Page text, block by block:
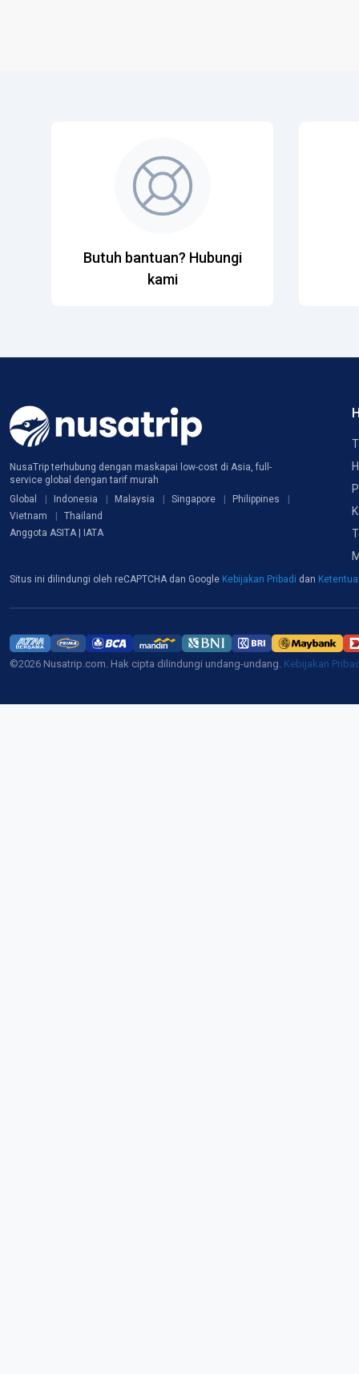
Butuh bantuan? Hubungi
kami
NusaTrip terhubung dengan maskapai low-cost di Asia, full-
service global dengan tarif murah
Global
Indonesia Malaysia Singapore
Philippines
Vietnam
Thailand
Anggota ASITA | IATA
Situs ini dilindungi oleh reCAPTCHA dan Google Kebijakan Pribadi dan
©2026 Nusatrip.com. Hak cipta dilindungi undang-undang. Kebijakan